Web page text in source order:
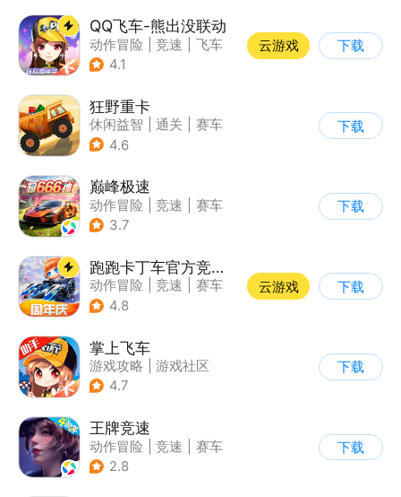
QQ飞车-熊出没联动
动作冒险 竞速
飞车
| 漂移
4.1
云游戏 下载
狂野重卡
休闲益智 通关
赛车
4.6
下载
巅峰极速
动作冒险 竞速
赛车
| 漂移
3.7
下载
跑跑卡丁车官方竞速版
动作冒险 竞速
赛车
| 跑跑卡丁车
4.8
云游戏 下载
掌上飞车
游戏攻略
游戏社区
4.7
下载
王牌竞速
动作冒险 竞速
赛车
| 漂移
2.8
下载